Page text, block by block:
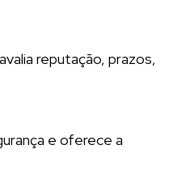
reputação, prazos,
e oferece a